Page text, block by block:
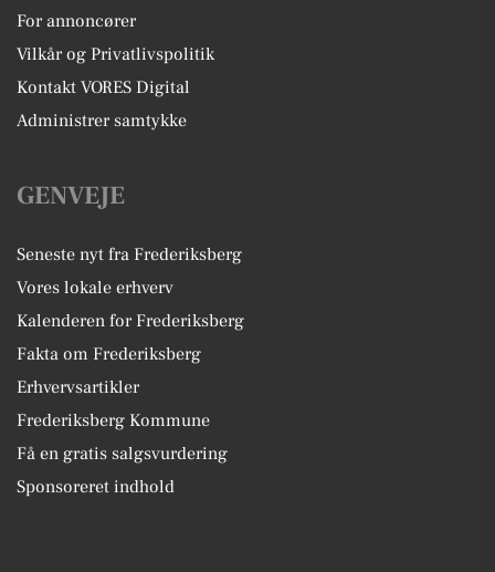
For annoncører
Vilkår og Privatlivspolitik
Kontakt VORES Digital
Administrer samtykke
GENVEJE
Seneste nyt fra Frederiksberg
Vores lokale erhverv
Kalenderen for Frederiksberg
Fakta om Frederiksberg
Erhvervsartikler
Frederiksberg Kommune
Få en gratis salgsvurdering
Sponsoreret indhold